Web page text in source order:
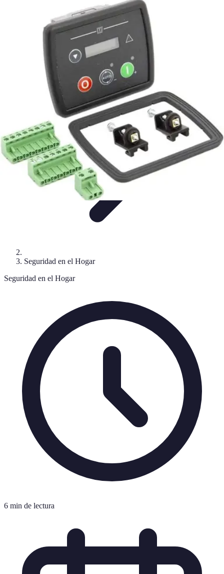
Consejos y MantenimientoGuías y Tutoriales Consejos de
Guía de CompraGuías de Compra
Urgencia Alarma
Seguridad en el Hogar
Seguridad en el Hogar
6 min de lectura